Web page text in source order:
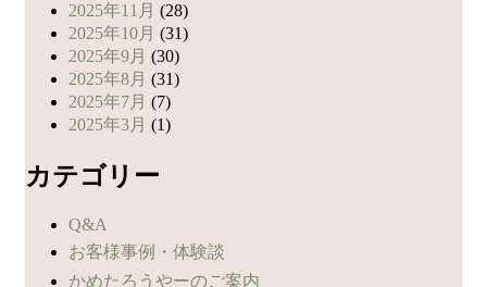
2025年11月 (28)
2025年10月 (31)
2025年9月 (30)
2025年8月 (31)
2025年7月 (7)
2025年3月 (1)
カテゴリー
Q&A
お客様事例・体験談
かめたろうやーのご案内